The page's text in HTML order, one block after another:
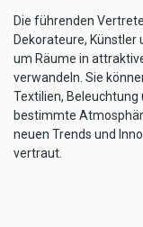
Die führenden
Dekorateure, Künstler
um Räume in
verwandeln. Sie
Textilien, Beleuchtung
bestimmte
neuen Trends und
vertraut.